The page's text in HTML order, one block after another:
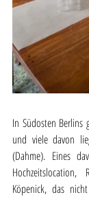
In Südosten Berlins
und viele davon
(Dahme). Eines
Köpenick, das